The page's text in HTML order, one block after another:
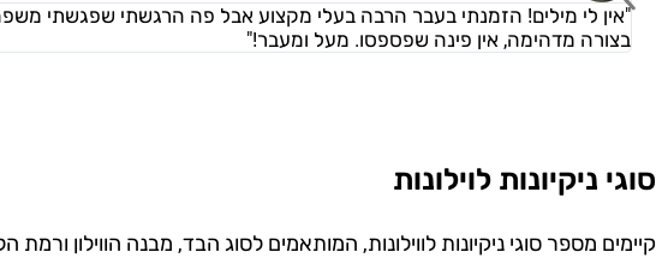
"אין לי מילים! הזמנתי בעבר הרבה בעלי מקצוע אבל פה הרגשתי שפגשתי
בצורה מדהימה, אין פינה שפספסו. מעל ומעבר!"
סוגי ניקיונות לוילונות
קיימים מספר סוגי ניקיונות לווילונות, המותאמים לסוג הבד, מבנה הווילון ורמת